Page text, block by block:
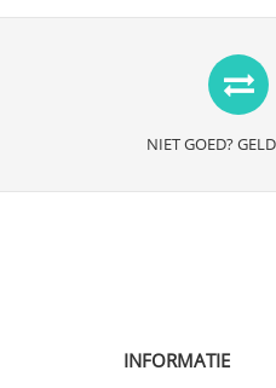
NIET GOED?
INFORMATIE